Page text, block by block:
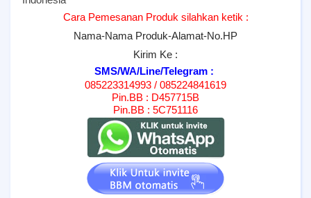
Cara Pemesanan Produk silahkan ketik :
Nama-Nama Produk-Alamat-No.HP
Kirim Ke :
SMS/WA/Line/Telegram :
085223314993 / 085224841619
Pin.BB : D457715B
Pin.BB : 5C751116